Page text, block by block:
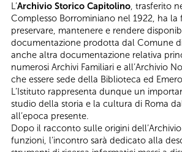
L’Archivio Storico Capitolino, trasferito
Complesso Borrominiano nel 1922, ha la
preservare, mantenere e rendere
documentazione prodotta dal Comune
anche altra documentazione relativa
numerosi Archivi Familiari e all’Archivio
che essere sede della Biblioteca ed
L’Istituto rappresenta dunque un
studio della storia e la cultura di Roma
all’epoca presente.
Dopo il racconto sulle origini
funzioni, l’incontro sarà dedicato alla